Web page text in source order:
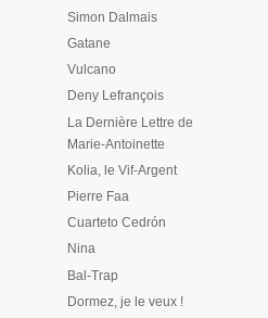
Simon Dalmais
Gatane
Vulcano
Deny Lefrançois
La Dernière Lettre de
Marie-Antoinette
Kolia, le Vif-Argent
Pierre Faa
Cuarteto Cedrón
Nina
Bal-Trap
Dormez, je le veux !